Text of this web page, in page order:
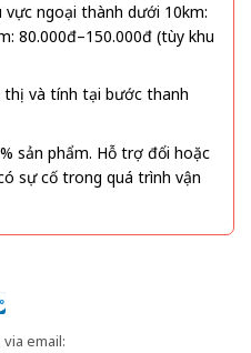
vực ngoại thành dưới 10km:
80.000đ–150.000đ (tùy khu
thị và tính tại bước thanh
sản phẩm. Hỗ trợ đổi hoặc
sự cố trong quá trình vận
email: